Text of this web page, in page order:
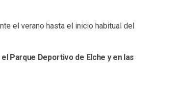
el verano hasta el inicio habitual del
Parque Deportivo de Elche y en las